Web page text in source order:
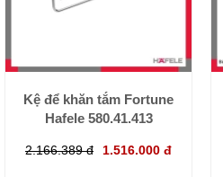
Kệ để khăn tắm Fortune
Hafele 580.41.413
2.166.389 đ 1.516.000 đ